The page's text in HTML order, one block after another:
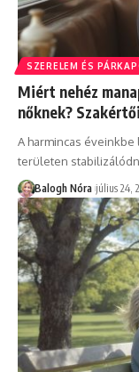
SZERELEM ÉS
Miért nehéz
nőknek?
A harmincas
területen
Balogh Nóra július 24,